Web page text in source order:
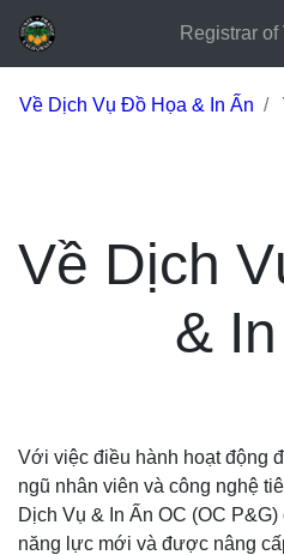
Registrar of
Về Dịch Vụ Đồ Họa & In Ấn
Về Dịch
&
Với việc điều hành hoạt động
ngũ nhân viên và công nghệ
Dịch Vụ & In Ấn OC (OC
năng lực mới và được nâng